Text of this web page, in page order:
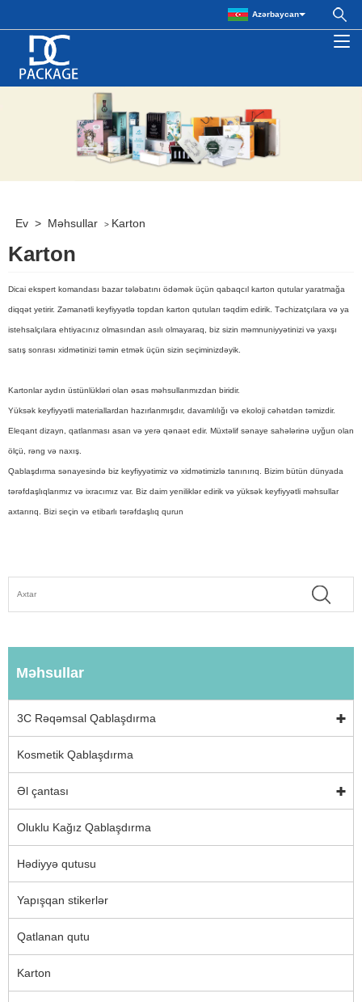
Azərbaycan
Ev > Məhsullar > Karton
Karton
Dicai ekspert komandası bazar tələbatını ödəmək üçün qabaqcıl karton qutular yaratmağa
diqqət yetirir. Zəmanətli keyfiyyətlə topdan karton qutuları təqdim edirik. Təchizatçılara və ya
istehsalçılara ehtiyacınız olmasından asılı olmayaraq, biz sizin məmnuniyyətinizi və yaxşı
satış sonrası xidmətinizi təmin etmək üçün sizin seçiminizdəyik.
Kartonlar aydın üstünlükləri olan əsas məhsullarımızdan biridir.
Yüksək keyfiyyətli materiallardan hazırlanmışdır, davamlılığı və ekoloji cəhətdən təmizdir.
Eleqant dizayn, qatlanması asan və yerə qənaət edir. Müxtəlif sənaye sahələrinə uyğun olan
ölçü, rəng və naxış.
Qablaşdırma sənayesində biz keyfiyyətimiz və xidmətimizlə tanınırıq. Bizim bütün dünyada
tərəfdaşlıqlarımız və ixracımız var. Biz daim yeniliklər edirik və yüksək keyfiyyətli məhsullar
axtarırıq. Bizi seçin və etibarlı tərəfdaşlıq qurun
Məhsullar
3C Rəqəmsal Qablaşdırma
Kosmetik Qablaşdırma
Əl çantası
Oluklu Kağız Qablaşdırma
Hədiyyə qutusu
Yapışqan stikerlər
Qatlanan qutu
Karton